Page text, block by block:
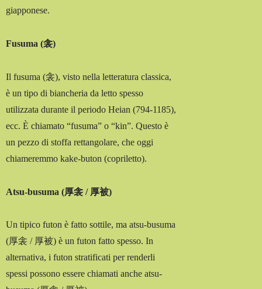
giapponese.
Fusuma (衾)
Il fusuma (衾), visto nella letteratura classica,
è un tipo di biancheria da letto spesso
utilizzata durante il periodo Heian (794-1185),
ecc. È chiamato “fusuma” o “kin”. Questo è
un pezzo di stoffa rettangolare, che oggi
chiameremmo kake-buton (copriletto).
Atsu-busuma (厚衾 / 厚被)
Un tipico futon è fatto sottile, ma atsu-busuma
(厚衾 / 厚被) è un futon fatto spesso. In
alternativa, i futon stratificati per renderli
spessi possono essere chiamati anche atsu-